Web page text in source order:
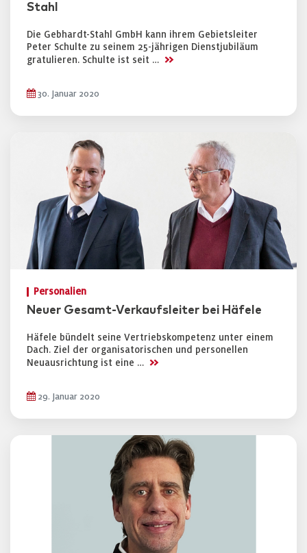
Stahl
Die Gebhardt-Stahl GmbH kann ihrem Gebietsleiter
Peter Schulte zu seinem 25-jährigen Dienstjubiläum
gratulieren. Schulte ist seit … >>
30. Januar 2020
Personalien
Neuer Gesamt-Verkaufsleiter bei Häfele
Häfele bündelt seine Vertriebskompetenz unter einem
Dach. Ziel der organisatorischen und personellen
Neuausrichtung ist eine … >>
29. Januar 2020